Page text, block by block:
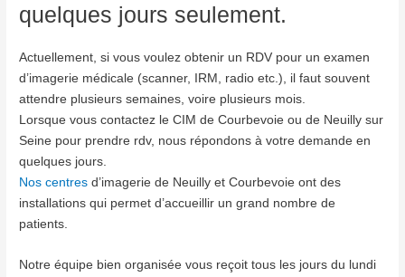
quelques jours seulement.
Actuellement, si vous voulez obtenir un RDV pour un examen
d’imagerie médicale (scanner, IRM, radio etc.), il faut souvent
attendre plusieurs semaines, voire plusieurs mois.
Lorsque vous contactez le CIM de Courbevoie ou de Neuilly sur
Seine pour prendre rdv, nous répondons à votre demande en
quelques jours.
Nos centres d’imagerie de Neuilly et Courbevoie ont des
installations qui permet d’accueillir un grand nombre de
patients.
Notre équipe bien organisée vous reçoit tous les jours du lundi